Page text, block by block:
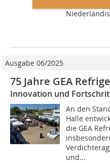
Ausgabe 06/2025
75 Jahre GEA
Innovation und
An den
Halle
die GEA
und...